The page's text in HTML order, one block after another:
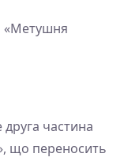
«Метушня
частина
що переносить